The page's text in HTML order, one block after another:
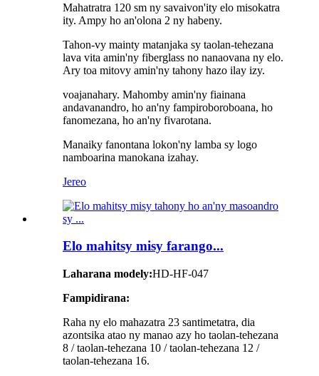
Mahatratra 120 sm ny savaivon'ity elo misokatra
ity. Ampy ho an'olona 2 ny habeny.
Tahon-vy mainty matanjaka sy taolan-tehezana
lava vita amin'ny fiberglass no nanaovana ny elo.
Ary toa mitovy amin'ny tahony hazo ilay izy.
voajanahary. Mahomby amin'ny fiainana
andavanandro, ho an'ny fampiroboroboana, ho
fanomezana, ho an'ny fivarotana.
Manaiky fanontana lokon'ny lamba sy logo
namboarina manokana izahay.
Jereo
Elo mahitsy misy farango...
Laharana modely:HD-HF-047
Fampidirana:
Raha ny elo mahazatra 23 santimetatra, dia
azontsika atao ny manao azy ho taolan-tehezana
8 / taolan-tehezana 10 / taolan-tehezana 12 /
taolan-tehezana 16.